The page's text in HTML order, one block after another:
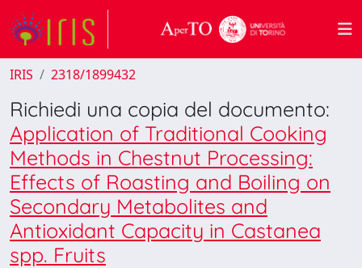
IRIS 2318/1899432
Richiedi una copia del documento:
Application of Traditional Cooking
Methods in Chestnut Processing:
Effects of Roasting and Boiling on
Secondary Metabolites and
Antioxidant Capacity in Castanea
spp. Fruits